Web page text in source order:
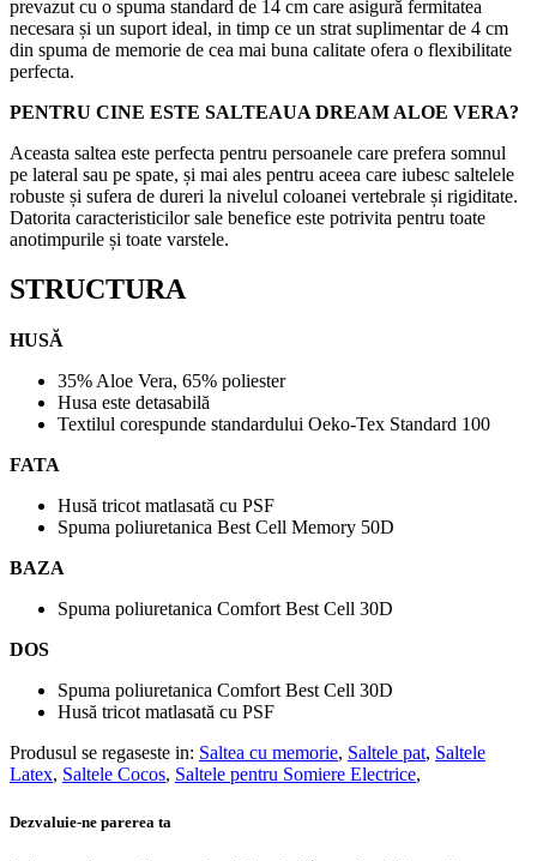
prevazut cu o spuma standard de 14 cm care asigură fermitatea
necesara și un suport ideal, in timp ce un strat suplimentar de 4 cm
din spuma de memorie de cea mai buna calitate ofera o flexibilitate
perfecta.
PENTRU CINE ESTE SALTEAUA DREAM ALOE VERA?
Aceasta saltea este perfecta pentru persoanele care prefera somnul
pe lateral sau pe spate, și mai ales pentru aceea care iubesc saltelele
robuste și sufera de dureri la nivelul coloanei vertebrale și rigiditate.
Datorita caracteristicilor sale benefice este potrivita pentru toate
anotimpurile și toate varstele.
STRUCTURA
HUSĂ
35% Aloe Vera, 65% poliester
Husa este detasabilă
Textilul corespunde standardului Oeko-Tex Standard 100
FATA
Husă tricot matlasată cu PSF
Spuma poliuretanica Best Cell Memory 50D
BAZA
Spuma poliuretanica Comfort Best Cell 30D
DOS
Spuma poliuretanica Comfort Best Cell 30D
Husă tricot matlasată cu PSF
Produsul se regaseste in: Saltea cu memorie, Saltele pat, Saltele
Latex, Saltele Cocos, Saltele pentru Somiere Electrice,
Dezvaluie-ne parerea ta